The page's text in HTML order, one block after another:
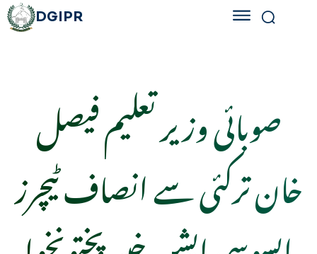
DGIPR
صوبائی وزیر تعلیم فیصل
خان ترکئی سے انصاف ٹیچرز